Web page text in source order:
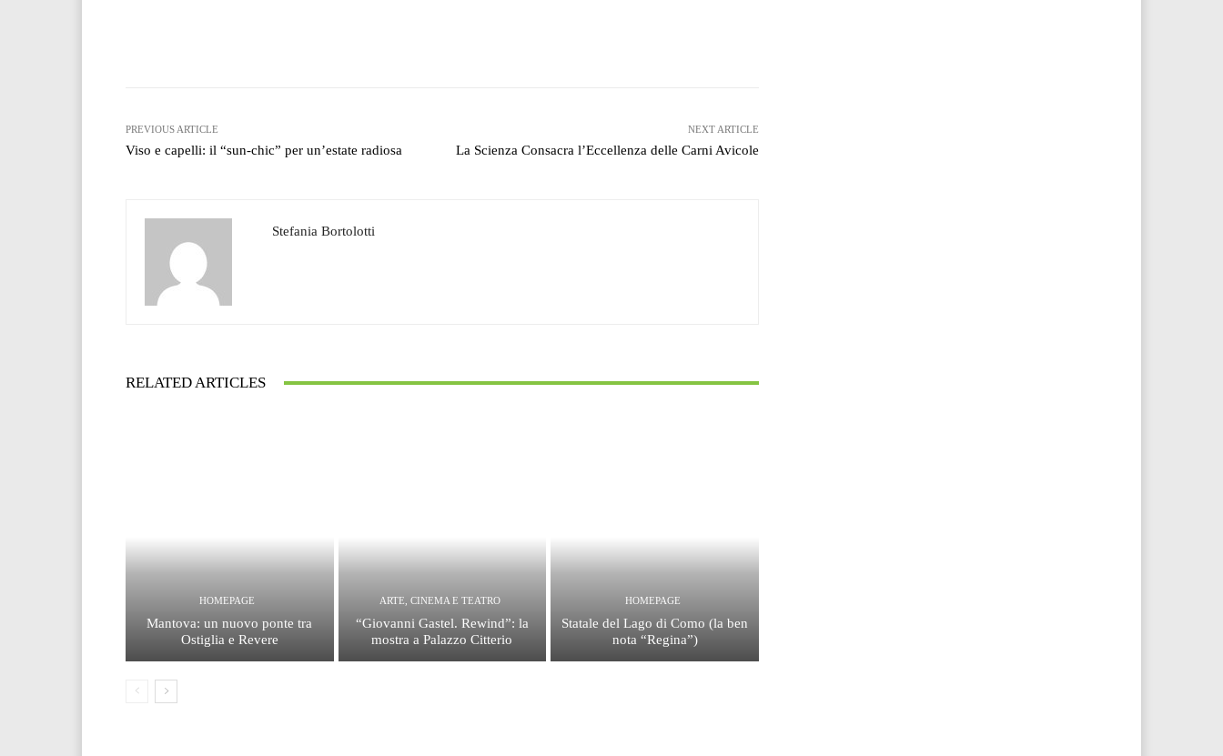
PREVIOUS ARTICLE
Viso e capelli: il “sun-chic” per un’estate radiosa
NEXT ARTICLE
La Scienza Consacra l’Eccellenza delle Carni Avicole
Stefania Bortolotti
RELATED ARTICLES
HOMEPAGE
Mantova: un nuovo ponte tra
Ostiglia e Revere
ARTE, CINEMA E TEATRO
“Giovanni Gastel. Rewind”: la
mostra a Palazzo Citterio
HOMEPAGE
Statale del Lago di Como (la ben
nota “Regina”)